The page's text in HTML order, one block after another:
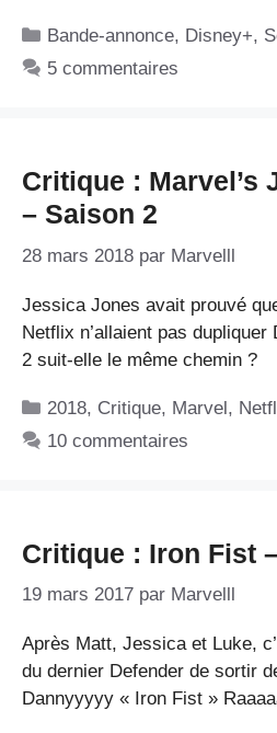
Catégories
Bande-annonce, Disney+,
5 commentaires
Critique : Marvel’s
– Saison 2
28 mars 2018 par Marvelll
Jessica Jones avait prouvé
Netflix n’allaient pas
2 suit-elle le même chemin ?
Catégories
2018, Critique, Marvel,
10 commentaires
Critique : Iron Fist
19 mars 2017 par Marvelll
Après Matt, Jessica et Luke,
du dernier Defender de sortir
Dannyyyyy « Iron Fist »